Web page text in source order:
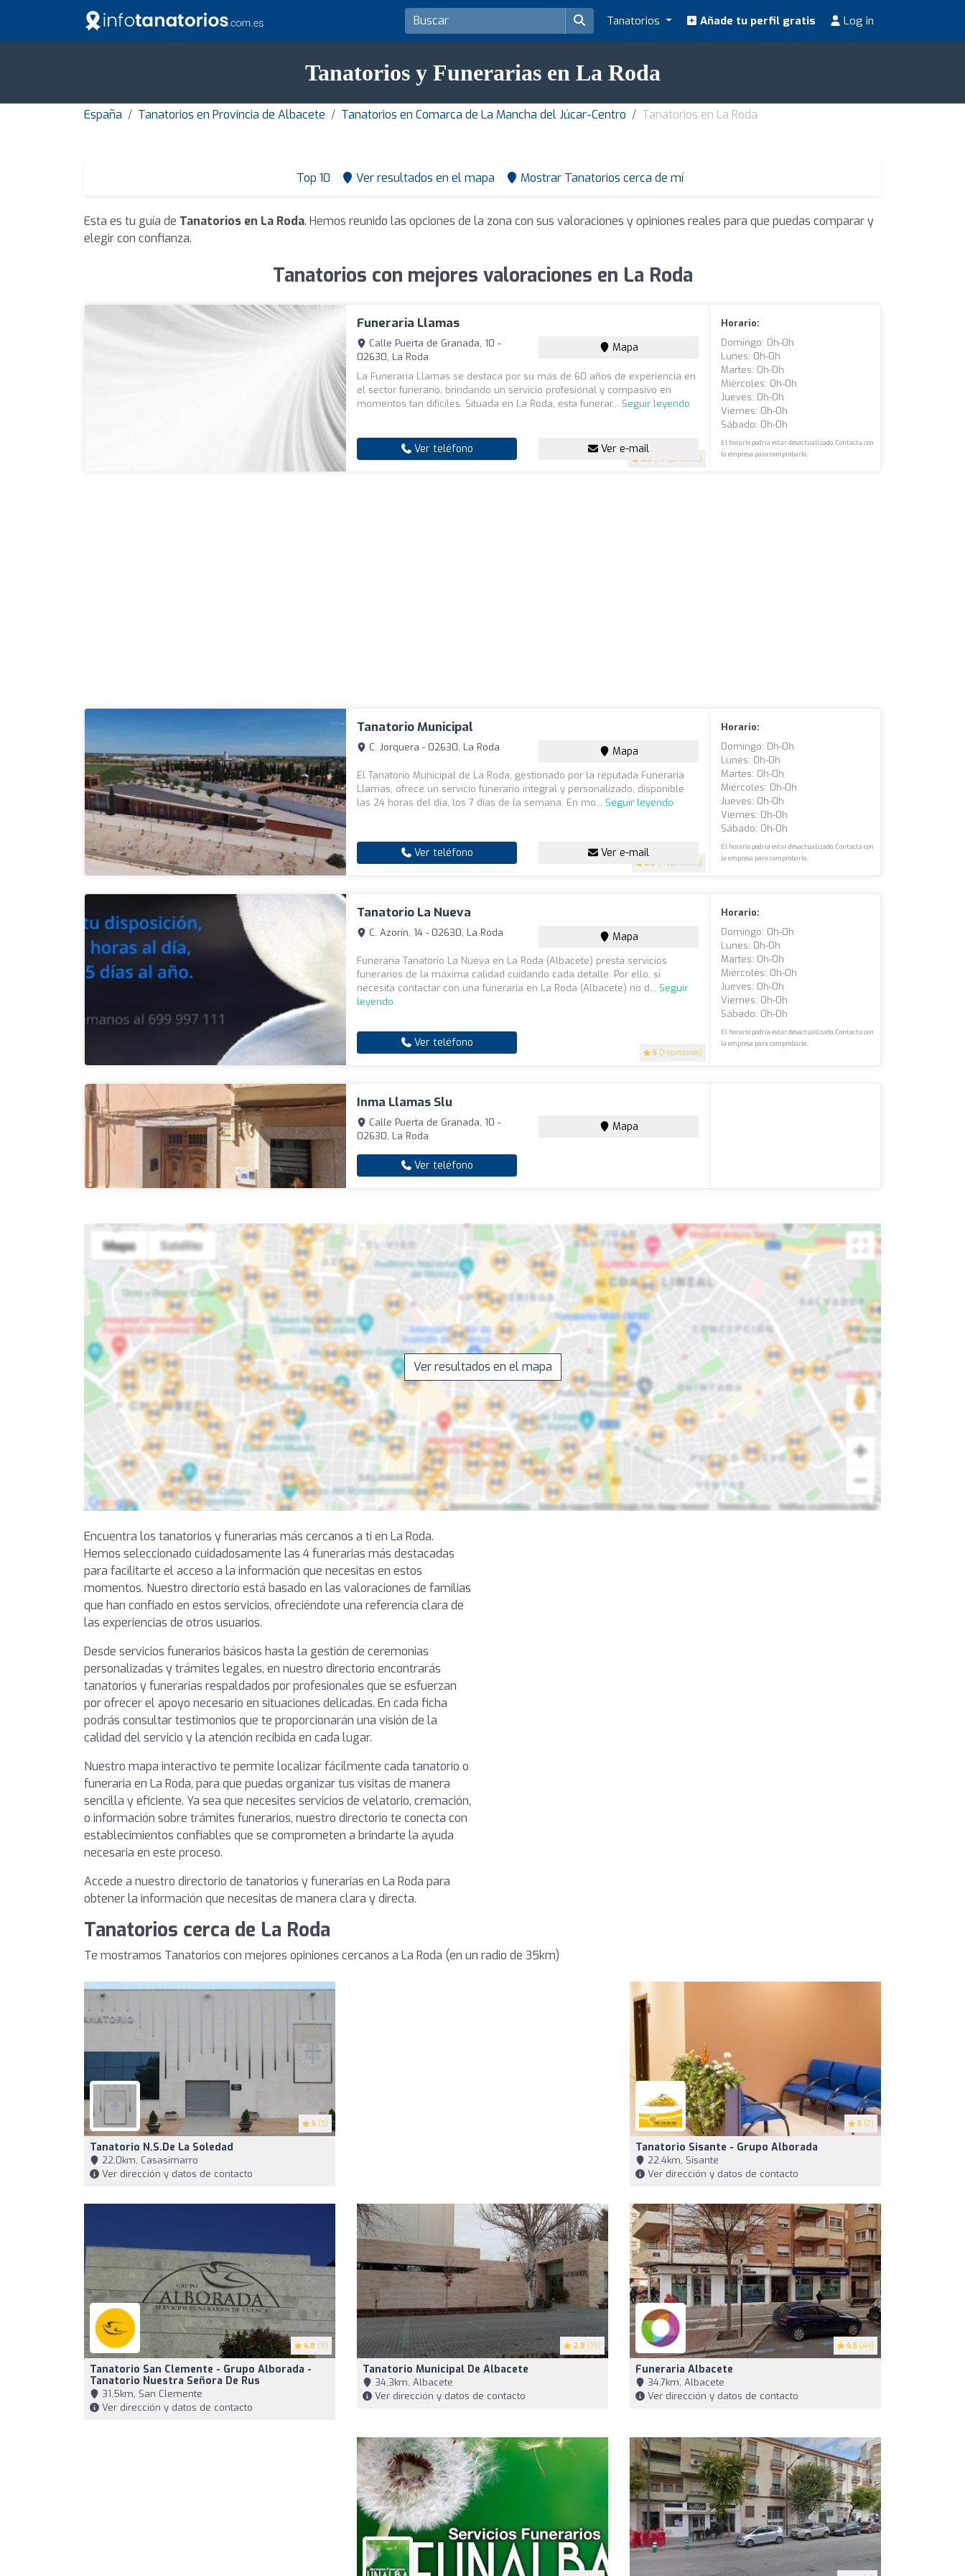
Tanatorios Añade tu perfil gratis Log in
Tanatorios y Funerarias en La Roda
España Tanatorios en Provincia de Albacete Tanatorios en Comarca de La Mancha del Júcar-Centro Tanatorios en La Roda
Top 10 Ver resultados en el mapa Mostrar Tanatorios cerca de mí
Esta es tu guía de Tanatorios en La Roda. Hemos reunido las opciones de la zona con sus valoraciones y opiniones reales para que puedas comparar y
elegir con confianza.
Tanatorios con mejores valoraciones en La Roda
Funeraria Llamas
3.5 (19 opiniones)
Calle Puerta de Granada, 10 -
02630, La Roda
Mapa
La Funeraria Llamas se destaca por su más de 60 años de experiencia en
el sector funerario, brindando un servicio profesional y compasivo en
momentos tan difíciles. Situada en La Roda, esta funerar... Seguir leyendo
Ver teléfono Ver e-mail
Horario:
Domingo: 0h-0h
Lunes: 0h-0h
Martes: 0h-0h
Miércoles: 0h-0h
Jueves: 0h-0h
Viernes: 0h-0h
Sábado: 0h-0h
El horario podría estar desactualizado. Contacta con
la empresa para comprobarlo.
Tanatorio Municipal
3.5 (4 opiniones)
C. Jorquera - 02630, La Roda Mapa
El Tanatorio Municipal de La Roda, gestionado por la reputada Funeraria
Llamas, ofrece un servicio funerario integral y personalizado, disponible
las 24 horas del día, los 7 días de la semana. En mo... Seguir leyendo
Ver teléfono Ver e-mail
Horario:
Domingo: 0h-0h
Lunes: 0h-0h
Martes: 0h-0h
Miércoles: 0h-0h
Jueves: 0h-0h
Viernes: 0h-0h
Sábado: 0h-0h
El horario podría estar desactualizado. Contacta con
la empresa para comprobarlo.
Tanatorio La Nueva
5 (1 opiniones)
C. Azorín, 14 - 02630, La Roda Mapa
Funeraria Tanatorio La Nueva en La Roda (Albacete) presta servicios
funerarios de la máxima calidad cuidando cada detalle. Por ello, si
necesita contactar con una funeraria en La Roda (Albacete) no d... Seguir
leyendo
Ver teléfono
Horario:
Domingo: 0h-0h
Lunes: 0h-0h
Martes: 0h-0h
Miércoles: 0h-0h
Jueves: 0h-0h
Viernes: 0h-0h
Sábado: 0h-0h
El horario podría estar desactualizado. Contacta con
la empresa para comprobarlo.
Inma Llamas Slu
Calle Puerta de Granada, 10 -
02630, La Roda
Mapa
Ver teléfono
Ver resultados en el mapa
Encuentra los tanatorios y funerarias más cercanos a ti en La Roda.
Hemos seleccionado cuidadosamente las 4 funerarias más destacadas
para facilitarte el acceso a la información que necesitas en estos
momentos. Nuestro directorio está basado en las valoraciones de familias
que han confiado en estos servicios, ofreciéndote una referencia clara de
las experiencias de otros usuarios.
Desde servicios funerarios básicos hasta la gestión de ceremonias
personalizadas y trámites legales, en nuestro directorio encontrarás
tanatorios y funerarias respaldados por profesionales que se esfuerzan
por ofrecer el apoyo necesario en situaciones delicadas. En cada ficha
podrás consultar testimonios que te proporcionarán una visión de la
calidad del servicio y la atención recibida en cada lugar.
Nuestro mapa interactivo te permite localizar fácilmente cada tanatorio o
funeraria en La Roda, para que puedas organizar tus visitas de manera
sencilla y eficiente. Ya sea que necesites servicios de velatorio, cremación,
o información sobre trámites funerarios, nuestro directorio te conecta con
establecimientos confiables que se comprometen a brindarte la ayuda
necesaria en este proceso.
Accede a nuestro directorio de tanatorios y funerarias en La Roda para
obtener la información que necesitas de manera clara y directa.
Tanatorios cerca de La Roda
Te mostramos Tanatorios con mejores opiniones cercanos a La Roda (en un radio de 35km)
5 (3)
Tanatorio N.S.de La Soledad
22,0km, Casasimarro
Ver dirección y datos de contacto
5 (2)
Tanatorio Sisante - Grupo Alborada
22,4km, Sisante
Ver dirección y datos de contacto
4.8 (9)
Tanatorio San Clemente - Grupo Alborada -
Tanatorio Nuestra Señora De Rus
31,5km, San Clemente
Ver dirección y datos de contacto
2.8 (19)
Tanatorio Municipal De Albacete
34,3km, Albacete
Ver dirección y datos de contacto
4.5 (44)
Funeraria Albacete
34,7km, Albacete
Ver dirección y datos de contacto